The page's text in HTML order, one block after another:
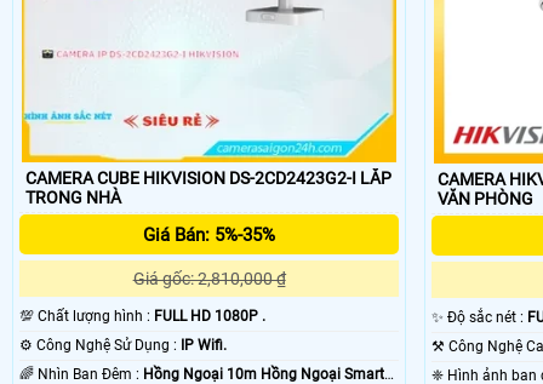
CAMERA CUBE HIKVISION DS-2CD2423G2-I LẮP
TRONG NHÀ
Giá Bán: 5%-35%
Giá gốc: 2,810,000 ₫
💯 Chất lượng hình : FULL HD 1080P .
⚙ Công Nghệ Sử Dụng : IP Wifi.
🌈 Nhìn Ban Đêm : Hồng Ngoại 10m Hồng Ngoại Smart
CAMERA
VĂN PHÒNG
✨ Độ sắc nét :